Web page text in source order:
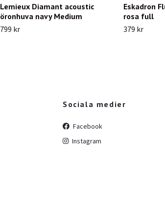
Lemieux Diamant acoustic
öronhuva navy Medium
799 kr
Eskadron
rosa full
379 kr
Sociala medier
Facebook
Instagram